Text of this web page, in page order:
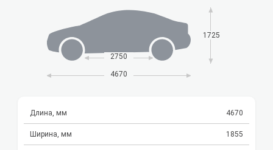
2750
1725
4670
Длина, мм 4670
Ширина, мм 1855